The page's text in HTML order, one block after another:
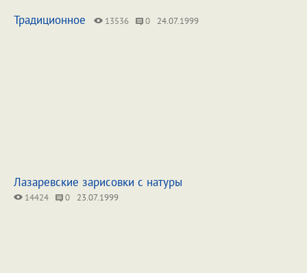
Традиционное 13536 0 24.07.1999
Лазаревские зарисовки с натуры
14424 0 23.07.1999